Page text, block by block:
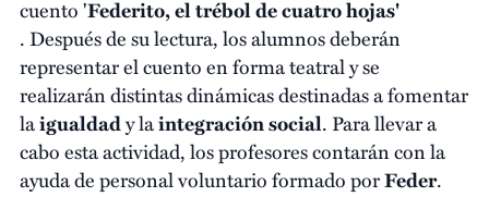
cuento 'Federito, el trébol de cuatro hojas'
. Después de su lectura, los alumnos deberán
representar el cuento en forma teatral y se
realizarán distintas dinámicas destinadas a fomentar
laigualdady laintegración social. Para llevar a
cabo esta actividad, los profesores contarán con la
ayuda de personal voluntario formado porFeder.